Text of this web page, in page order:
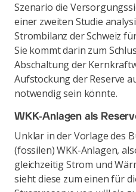
Szenario die
einer zweiten Studie
Strombilanz der Schweiz
Sie kommt darin zum
Abschaltung der
Aufstockung der Reserve
notwendig sein könnte.
WKK-Anlagen als
Unklar in der Vorlage des
(fossilen) WKK-Anlagen,
gleichzeitig Strom und
sieht diese zum einen für